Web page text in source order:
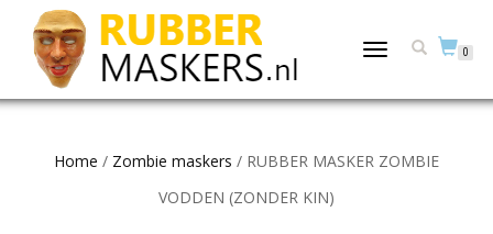
TOGGLE
0
Home / Zombie maskers / RUBBER MASKER ZOMBIE
VODDEN (ZONDER KIN)